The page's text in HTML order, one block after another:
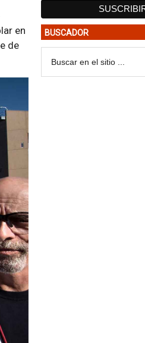
en
de
BUSCADOR